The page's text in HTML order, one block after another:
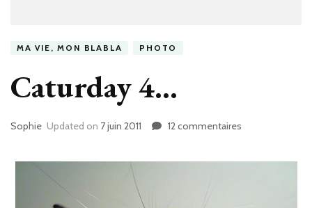
MA VIE, MON BLABLA PHOTO
Caturday 4…
Sophie Updated on 7 juin 2011 12 commentaires